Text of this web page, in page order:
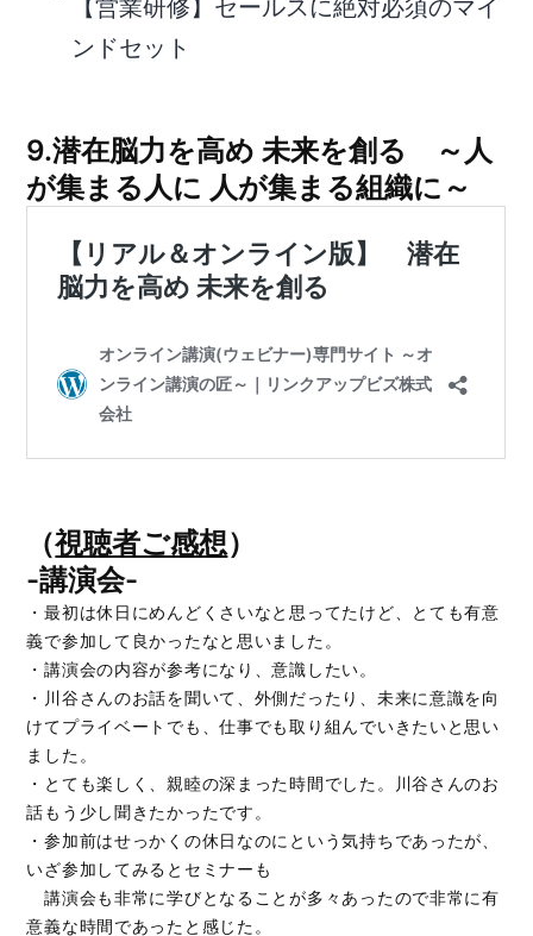
【営業研修】セールスに絶対必須のマイ
ンドセット
9.潜在脳力を高め 未来を創る ～人
が集まる人に 人が集まる組織に～
（視聴者ご感想）
-講演会-
・最初は休日にめんどくさいなと思ってたけど、とても有意
義で参加して良かったなと思いました。
・講演会の内容が参考になり、意識したい。
・川谷さんのお話を聞いて、外側だったり、未来に意識を向
けてプライベートでも、仕事でも取り組んでいきたいと思い
ました。
・とても楽しく、親睦の深まった時間でした。川谷さんのお
話もう少し聞きたかったです。
・参加前はせっかくの休日なのにという気持ちであったが、
いざ参加してみるとセミナーも
講演会も非常に学びとなることが多々あったので非常に有
意義な時間であったと感じた。